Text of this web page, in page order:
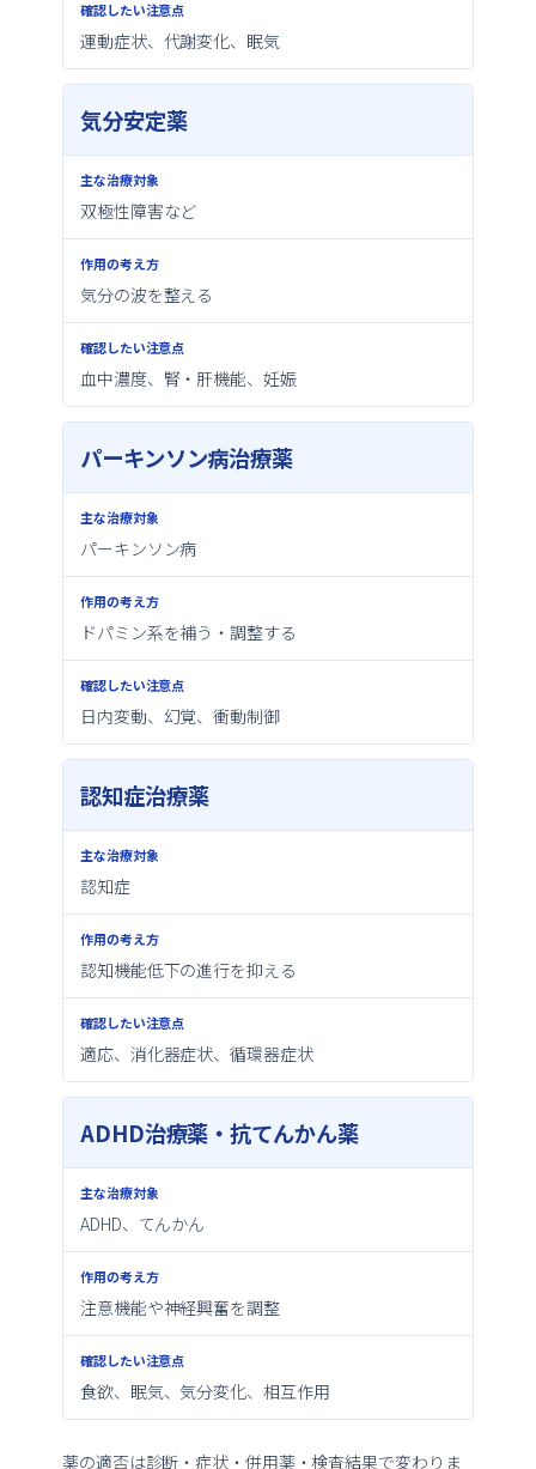
運動症状、代謝変化、眠気
気分安定薬
双極性障害など
気分の波を整える
血中濃度、腎・肝機能、妊娠
パーキンソン病治療薬
パーキンソン病
ドパミン系を補う・調整する
日内変動、幻覚、衝動制御
認知症治療薬
認知症
認知機能低下の進行を抑える
適応、消化器症状、循環器症状
ADHD治療薬・抗てんかん薬
ADHD、てんかん
注意機能や神経興奮を調整
食欲、眠気、気分変化、相互作用
薬の適否は診断・症状・併用薬・検査結果で変わりま